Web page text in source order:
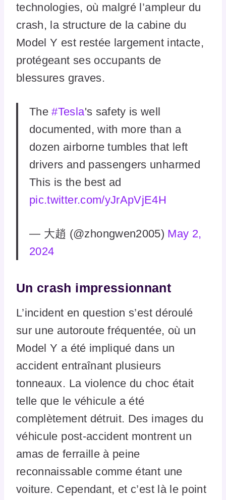
technologies, où malgré l’ampleur du
crash, la structure de la cabine du
Model Y est restée largement intacte,
protégeant ses occupants de
blessures graves.
The#Tesla's safety is well
documented, with more than a
dozen airborne tumbles that left
drivers and passengers unharmed
This is the best ad
pic.twitter.com/yJrApVjE4H
— 大趙 (@zhongwen2005) May 2,
2024
Un crash impressionnant
L’incident en question s’est déroulé
sur une autoroute fréquentée, où un
Model Y a été impliqué dans un
accident entraînant plusieurs
tonneaux. La violence du choc était
telle que le véhicule a été
complètement détruit. Des images du
véhicule post-accident montrent un
amas de ferraille à peine
reconnaissable comme étant une
voiture. Cependant, et c’est là le point